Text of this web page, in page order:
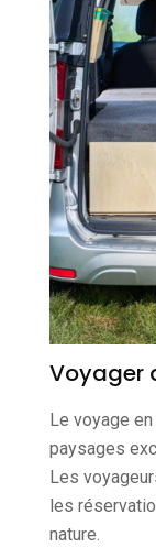
Voyager
Le voyage
paysages
Les
les
nature.